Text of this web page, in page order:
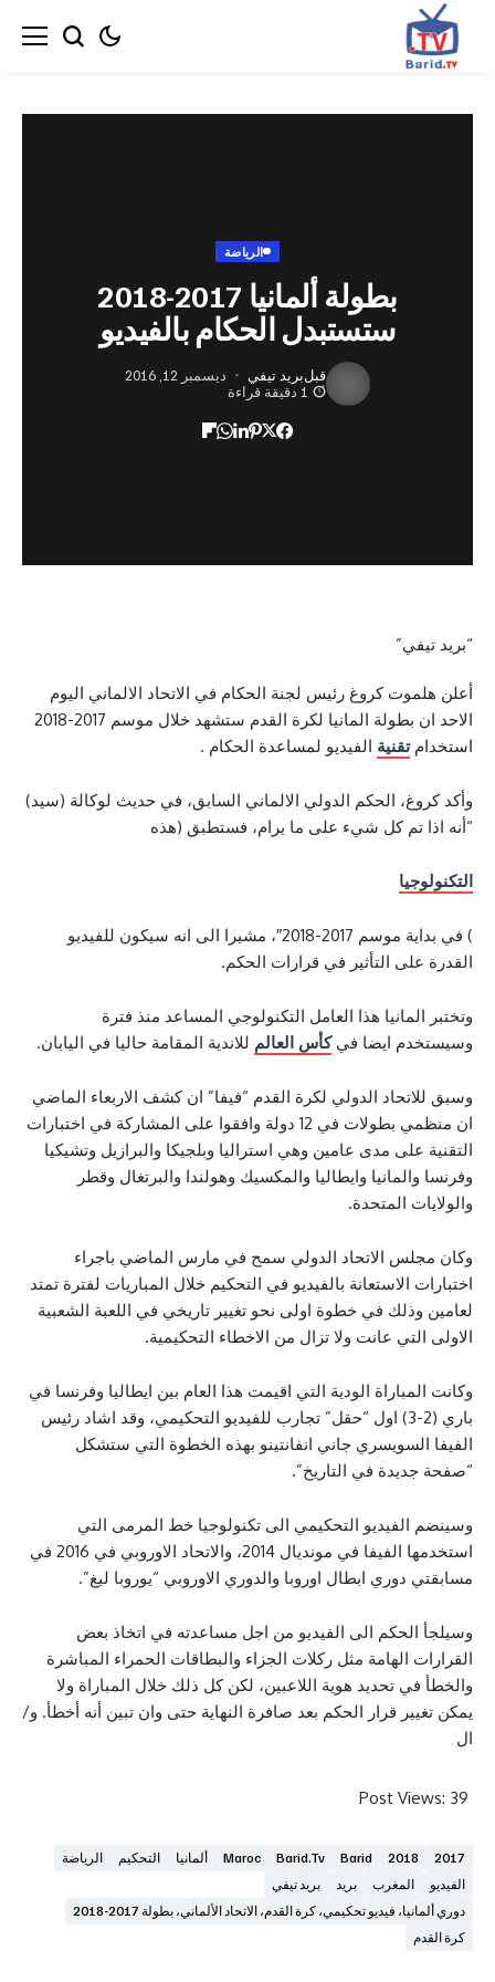
بطولة ألمانيا 2017-2018
ستستبدل الحكام بالفيديو
بريد تيفي
ديسمبر 12, 2016
كروغ رئيس لجنة الحكام في الاتحاد الالماني اليوم
الاحد ان بطولة المانيا لكرة القدم ستشهد خلال موسم 2017-2018
تقنيةالفيديو لمساعدة الحكام .
الحكم الدولي الالماني السابق، في حديث لوكالة (سيد)
تم كل شيء على ما يرام، فستطبق (هذه
) في بداية موسم 2017-2018″، مشيرا الى انه سيكون للفيديو
التأثير في قرارات الحكم.
هذا العامل التكنولوجي المساعد منذ فترة
ايضا فيكأس العالمللاندية المقامة حاليا في اليابان.
الدولي لكرة القدم “فيفا” ان كشف الاربعاء الماضي
ان منظمي بطولات في 12 دولة وافقوا على المشاركة في اختبارات
مدى عامين وهي استراليا وبلجيكا والبرازيل وتشيكيا
وايطاليا والمكسيك وهولندا والبرتغال وقطر
المتحدة.
الاتحاد الدولي سمح في مارس الماضي باجراء
بالفيديو في التحكيم خلال المباريات لفترة تمتد
في خطوة اولى نحو تغيير تاريخي في اللعبة الشعبية
عانت ولا تزال من الاخطاء التحكيمية.
الودية التي اقيمت هذا العام بين ايطاليا وفرنسا في
باري (2-3) اول “حقل” تجارب للفيديو التحكيمي، وقد اشاد رئيس
جاني انفانتينو بهذه الخطوة التي ستشكل
في التاريخ”.
التحكيمي الى تكنولوجيا خط المرمى التي
استخدمها الفيفا في مونديال 2014، والاتحاد الاوروبي في 2016 في
ابطال اوروبا والدوري الاوروبي “يوروبا ليغ”.
الى الفيديو من اجل مساعدته في اتخاذ بعض
مثل ركلات الجزاء والبطاقات الحمراء المباشرة
تحديد هوية اللاعبين، لكن كل ذلك خلال المباراة ولا
قرار الحكم بعد صافرة النهاية حتى وان تبين أنه أخطأ. و/
Post
Barid
Barid.tv
Maroc ألمانيا التحكيم
الرياضة
بريد
بريد تيفي
فيديو تحكيمي، كرة القدم، الاتحاد الألماني، بطولة 2017-2018